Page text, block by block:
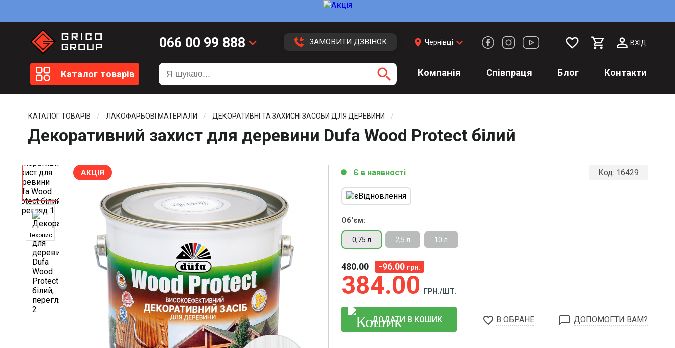
Каталог товарів
066 00 99 888
099 20 51 113
099 20 59 416
keyboard_arrow_down ЗАМОВИТИ ДЗВІНОК
search
location_on Чернівці keyboard_arrow_down favorite_border ВХІД
Компанія Співпраця Блог Контакти
КАТАЛОГ ТОВАРІВ ЛАКОФАРБОВІ МАТЕРІАЛИ ДЕКОРАТИВНІ ТА ЗАХИСНІ ЗАСОБИ ДЛЯ ДЕРЕВИНИ
Декоративний захист для деревини Dufa Wood Protect білий
Техопис
АКЦІЯ Код: 16429
Об'єм:
0,75 л 2,5 л 10 л
480 00 -96.00 грн.
384 00 ГРН./ШТ.
circle Є в наявності
ДОДАТИ В КОШИК favorite_border В ОБРАНЕ chat_bubble_outline ДОПОМОГТИ ВАМ?